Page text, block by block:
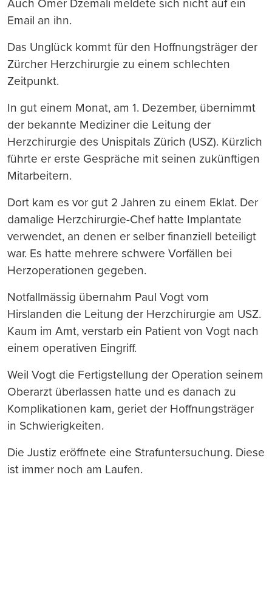
Auch Omer Dzemali meldete sich nicht auf ein
Email an ihn.
Das Unglück kommt für den Hoffnungsträger der
Zürcher Herzchirurgie zu einem schlechten
Zeitpunkt.
In gut einem Monat, am 1. Dezember, übernimmt
der bekannte Mediziner die Leitung der
Herzchirurgie des Unispitals Zürich (USZ). Kürzlich
führte er erste Gespräche mit seinen zukünftigen
Mitarbeitern.
Dort kam es vor gut 2 Jahren zu einem Eklat. Der
damalige Herzchirurgie-Chef hatte Implantate
verwendet, an denen er selber finanziell beteiligt
war. Es hatte mehrere schwere Vorfällen bei
Herzoperationen gegeben.
Notfallmässig übernahm Paul Vogt vom
Hirslanden die Leitung der Herzchirurgie am USZ.
Kaum im Amt, verstarb ein Patient von Vogt nach
einem operativen Eingriff.
Weil Vogt die Fertigstellung der Operation seinem
Oberarzt überlassen hatte und es danach zu
Komplikationen kam, geriet der Hoffnungsträger
in Schwierigkeiten.
Die Justiz eröffnete eine Strafuntersuchung. Diese
ist immer noch am Laufen.